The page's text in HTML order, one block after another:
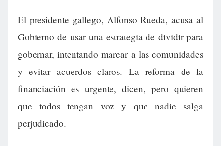
El presidente gallego, Alfonso Rueda, acusa al
Gobierno de usar una estrategia de dividir para
gobernar, intentando marear a las comunidades
y evitar acuerdos claros. La reforma de la
financiación es urgente, dicen, pero quieren
que todos tengan voz y que nadie salga
perjudicado.